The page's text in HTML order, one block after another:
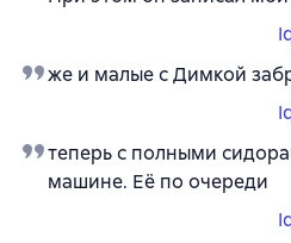
же и малые с Димкой
теперь с полными
машине. Её по очереди